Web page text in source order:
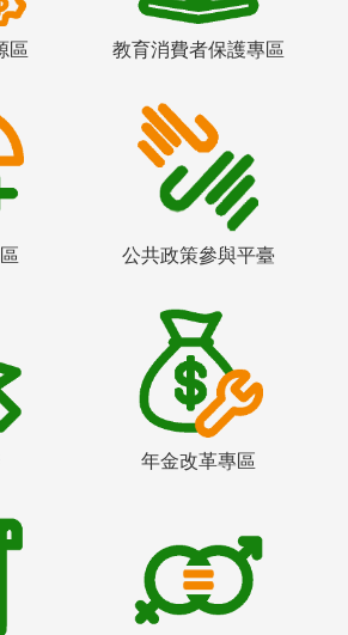
區 教育消費者保護專區
公共政策參與平臺
年金改革專區